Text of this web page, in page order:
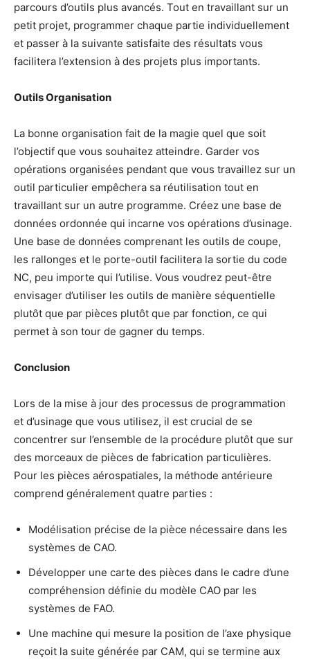
parcours d’outils plus avancés. Tout en travaillant sur un
petit projet, programmer chaque partie individuellement
et passer à la suivante satisfaite des résultats vous
facilitera l’extension à des projets plus importants.
Outils Organisation
La bonne organisation fait de la magie quel que soit
l’objectif que vous souhaitez atteindre. Garder vos
opérations organisées pendant que vous travaillez sur un
outil particulier empêchera sa réutilisation tout en
travaillant sur un autre programme. Créez une base de
données ordonnée qui incarne vos opérations d’usinage.
Une base de données comprenant les outils de coupe,
les rallonges et le porte-outil facilitera la sortie du code
NC, peu importe qui l’utilise. Vous voudrez peut-être
envisager d’utiliser les outils de manière séquentielle
plutôt que par pièces plutôt que par fonction, ce qui
permet à son tour de gagner du temps.
Conclusion
Lors de la mise à jour des processus de programmation
et d’usinage que vous utilisez, il est crucial de se
concentrer sur l’ensemble de la procédure plutôt que sur
des morceaux de pièces de fabrication particulières.
Pour les pièces aérospatiales, la méthode antérieure
comprend généralement quatre parties :
Modélisation précise de la pièce nécessaire dans les
systèmes de CAO.
Développer une carte des pièces dans le cadre d’une
compréhension définie du modèle CAO par les
systèmes de FAO.
Une machine qui mesure la position de l’axe physique
reçoit la suite générée par CAM, qui se termine aux